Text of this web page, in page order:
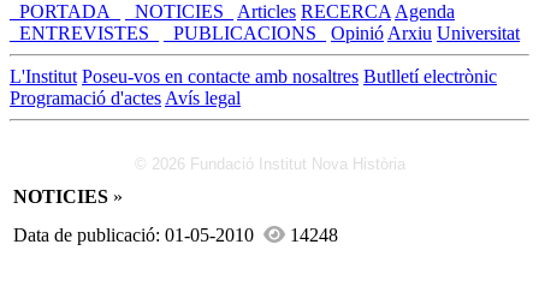
_PORTADA_ _NOTICIES_ Articles RECERCA Agenda
_ENTREVISTES_
_PUBLICACIONS_ Opinió Arxiu Universitat
L'Institut Poseu-vos en contacte amb nosaltres Butlletí electrònic
Programació d'actes Avís legal
© 2026 Fundació Institut Nova Història
NOTICIES »
Data de publicació: 01-05-2010
14248